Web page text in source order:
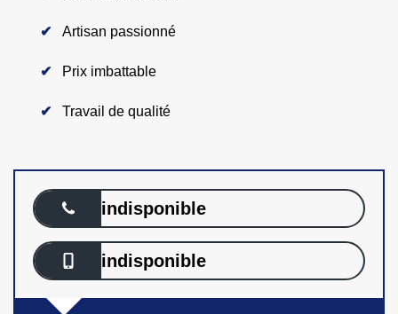
Artisan passionné
Prix imbattable
Travail de qualité
indisponible
indisponible